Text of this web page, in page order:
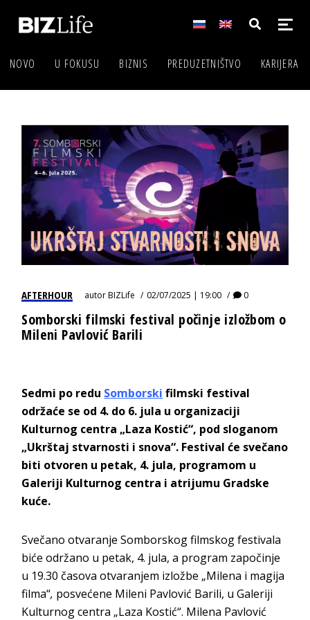
NOVO U FOKUSU BIZNIS PREDUZETNIŠTVO KARIJERA
AFTERHOUR autorBIZLife 02/07/2025 | 19:00 0
Somborski filmski festival počinje izložbom o
Mileni Pavlović Barili
Sedmi po redu Somborski filmski festival
održaće se od 4. do 6. jula u organizaciji
Kulturnog centra „Laza Kostić“, pod sloganom
„Ukrštaj stvarnosti i snova“. Festival će svečano
biti otvoren u petak, 4. jula, programom u
Galeriji Kulturnog centra i atrijumu Gradske
kuće.
Svečano otvaranje Somborskog filmskog festivala
biće održano u petak, 4. jula, a program započinje
u 19.30 časova otvaranjem izložbe „Milena i magija
filma“, posvećene Mileni Pavlović Barili, u Galeriji
Kulturnog centra „Laza Kostić“. Milena Pavlović